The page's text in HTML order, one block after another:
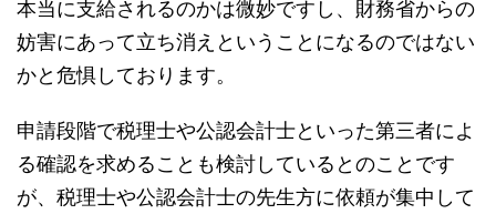
本当に支給されるのかは微妙ですし、財務省からの
妨害にあって立ち消えということになるのではない
かと危惧しております。
申請段階で税理士や公認会計士といった第三者によ
る確認を求めることも検討しているとのことです
が、税理士や公認会計士の先生方に依頼が集中して